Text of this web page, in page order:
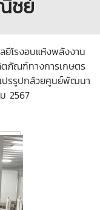
ชย์
ยีโรงอบแห้งพลังงาน
ภัณฑ์ทางการเกษตร
รรูปกล้วยศูนย์พัฒนา
2567